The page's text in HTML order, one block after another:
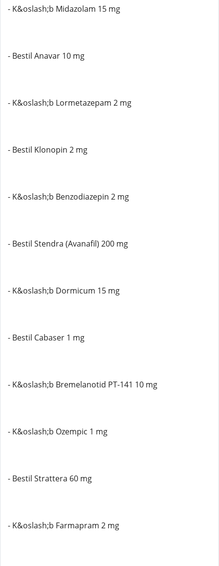
- K&oslash;b Midazolam 15 mg
- Bestil Anavar 10 mg
- K&oslash;b Lormetazepam 2 mg
- Bestil Klonopin 2 mg
- K&oslash;b Benzodiazepin 2 mg
- Bestil Stendra (Avanafil) 200 mg
- K&oslash;b Dormicum 15 mg
- Bestil Cabaser 1 mg
- K&oslash;b Bremelanotid PT-141 10 mg
- K&oslash;b Ozempic 1 mg
- Bestil Strattera 60 mg
- K&oslash;b Farmapram 2 mg